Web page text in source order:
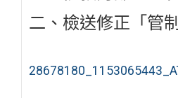
二、檢送修正「管